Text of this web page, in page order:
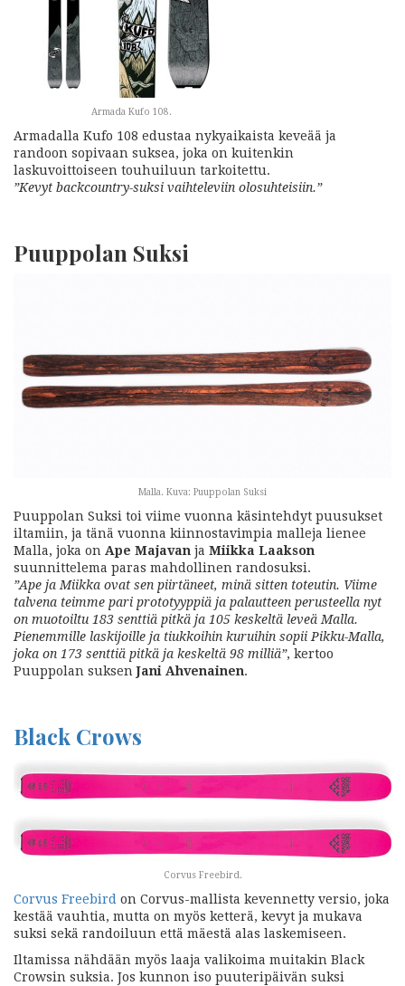
Armada Kufo 108.
Armadalla Kufo 108 edustaa nykyaikaista keveää ja
randoon sopivaan suksea, joka on kuitenkin
laskuvoittoiseen touhuiluun tarkoitettu.
”Kevyt backcountry-suksi vaihteleviin olosuhteisiin.”
Puuppolan Suksi
Malla. Kuva: Puuppolan Suksi
Puuppolan Suksi toi viime vuonna käsintehdyt puusukset
iltamiin, ja tänä vuonna kiinnostavimpia malleja lienee
Malla, joka on Ape Majavan ja Miikka Laakson
suunnittelema paras mahdollinen randosuksi.
”Ape ja Miikka ovat sen piirtäneet, minä sitten toteutin. Viime
talvena teimme pari prototyyppiä ja palautteen perusteella nyt
on muotoiltu 183 senttiä pitkä ja 105 keskeltä leveä Malla.
Pienemmille laskijoille ja tiukkoihin kuruihin sopii Pikku-Malla,
joka on 173 senttiä pitkä ja keskeltä 98 milliä”, kertoo
Puuppolan suksenJani Ahvenainen.
Black Crows
Corvus Freebird.
Corvus Freebird on Corvus-mallista kevennetty versio, joka
kestää vauhtia, mutta on myös ketterä, kevyt ja mukava
suksi sekä randoiluun että mäestä alas laskemiseen.
Iltamissa nähdään myös laaja valikoima muitakin Black
Crowsin suksia. Jos kunnon iso puuteripäivän suksi